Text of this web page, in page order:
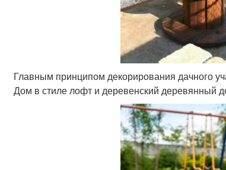
Главным принципом декорирования дачного
Дом в стиле лофт и деревенский деревянный